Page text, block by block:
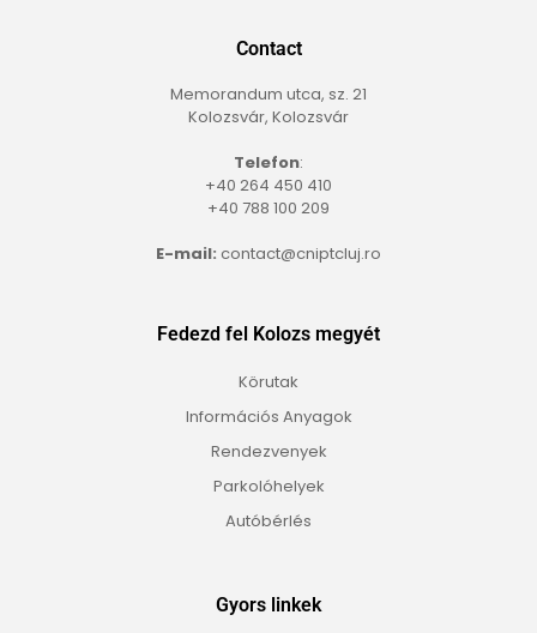
Contact
Memorandum utca, sz. 21
Kolozsvár, Kolozsvár
Telefon:
+40 264 450 410
+40 788 100 209
E-mail: contact@cniptcluj.ro
Fedezd fel Kolozs megyét
Körutak
Információs Anyagok
Rendezvenyek
Parkolóhelyek
Autóbérlés
Gyors linkek